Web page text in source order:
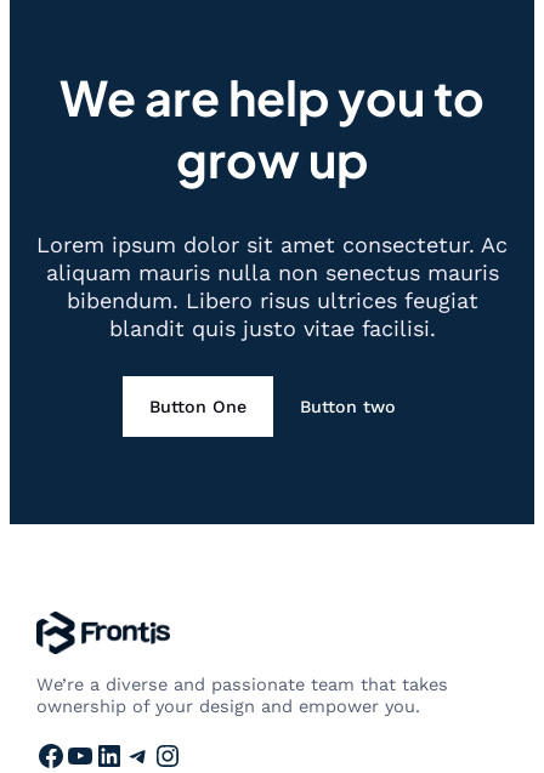
We are help you to
grow up
Lorem ipsum dolor sit amet consectetur. Ac
aliquam mauris nulla non senectus mauris
bibendum. Libero risus ultrices feugiat
blandit quis justo vitae facilisi.
Button One Button two
We’re a diverse and passionate team that takes
ownership of your design and empower you.
Facebook YouTube LinkedIn Telegram Instagram